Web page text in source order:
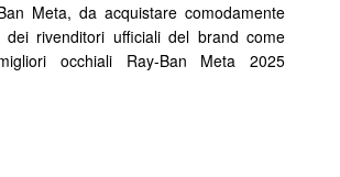
Meta, da acquistare comodamente
rivenditori ufficiali del brand come
occhiali Ray-Ban Meta 2025